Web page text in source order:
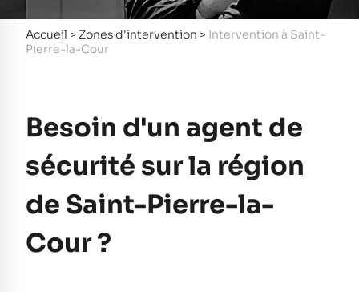
Accueil > Zones d'intervention > Intervention à Saint-
Pierre-la-Cour
Besoin d'un agent de
sécurité sur la région
de Saint-Pierre-la-
Cour ?